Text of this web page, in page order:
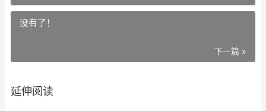
没有了！
下一篇 »
延伸阅读